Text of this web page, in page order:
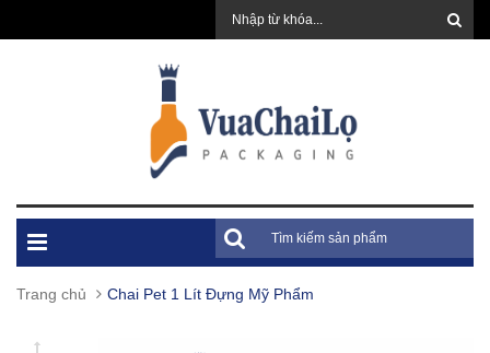
Trang chủ Chai Pet 1 Lít Đựng Mỹ Phẩm